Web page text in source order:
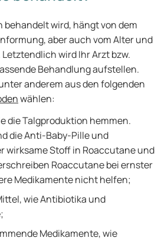
behandelt wird, hängt von dem
aber auch vom Alter und
wird Ihr Arzt bzw.
Behandlung aufstellen.
anderem aus den folgenden
wählen:
die Talgproduktion hemmen.
die Anti-Baby-Pille und
wirksame Stoff in Roaccutane und
Roaccutane bei ernster
Medikamente nicht helfen;
wie Antibiotika und
Medikamente, wie